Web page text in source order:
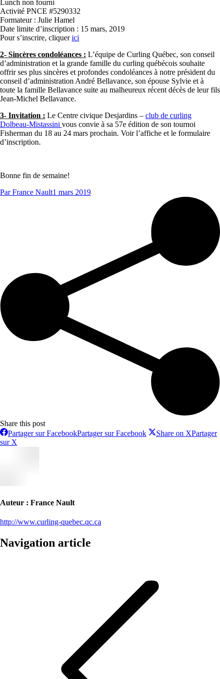
Lunch non fourni
Activité PNCE #5290332
Formateur : Julie Hamel
Date limite d’inscription : 15 mars, 2019
Pour s’inscrire, cliquerici
2- Sincères condoléances : L’équipe de Curling Québec, son conseil
d’administration et la grande famille du curling québécois souhaite
offrir ses plus sincères et profondes condoléances à notre président du
conseil d’administration André Bellavance, son épouse Sylvie et à
toute la famille Bellavance suite au malheureux récent décès de leur fils
Jean-Michel Bellavance.
3- Invitation : Le Centre civique Desjardins – club de curling
Dolbeau-Mistassini vous convie à sa 57e édition de son tournoi
Fisherman du 18 au 24 mars prochain. Voir l’affiche et le formulaire
d’inscription.
Bonne fin de semaine!
ParFrance Nault1 mars 2019
Share this post
Partager sur FacebookPartager sur Facebook Share on XPartager
sur X
Auteur : France Nault
http://www.curling-quebec.qc.ca
Navigation article